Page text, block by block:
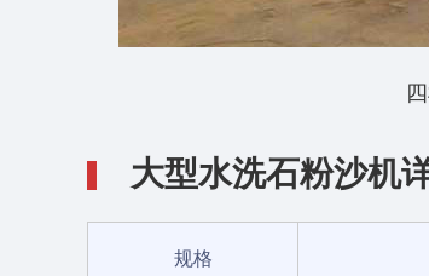
大型水洗石粉沙机
规格